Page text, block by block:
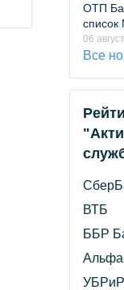
ОТП
06
Все
ВТБ
ББР
УБРиР